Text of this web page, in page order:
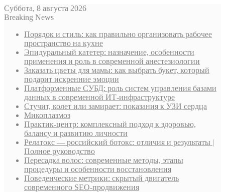
Суббота, 8 августа 2026
Breaking News
Порядок и стиль: как правильно организовать рабочее
пространство на кухне
Эпидуральный катетер: назначение, особенности
применения и роль в современной анестезиологии
Заказать цветы для мамы: как выбрать букет, который
подарит искренние эмоции
Платформенные СУБД: роль систем управления базами
данных в современной ИТ-инфраструктуре
Стучит, колет или замирает: показания к УЗИ сердца
Микоплазмоз
Практик-центр: комплексный подход к здоровью,
балансу и развитию личности
Релатокс — российский ботокс: отличия и результаты |
Полное руководство
Пересадка волос: современные методы, этапы
процедуры и особенности восстановления
Поведенческие метрики: скрытый двигатель
современного SEO-продвижения